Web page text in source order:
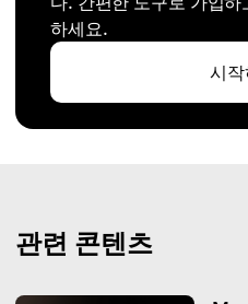
하세요.
시
관련 콘텐츠